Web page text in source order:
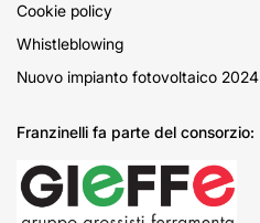
Cookie policy
Whistleblowing
Nuovo impianto fotovoltaico 2024
Franzinelli fa parte del consorzio: